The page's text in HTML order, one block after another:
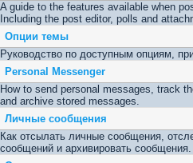
A guide to the features available when
Including the post editor, polls and
Опции темы
Руководство по доступным опциям,
Personal Messenger
How to send personal messages, track
and archive stored messages.
Личные сообщения
Как отсылать личные сообщения,
сообщений и архивировать сообщения.